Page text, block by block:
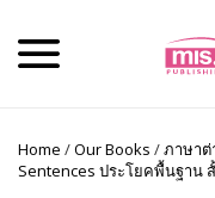
Home /Our Books /ภาษาต่
Sentences ประโยคพื้นฐาน